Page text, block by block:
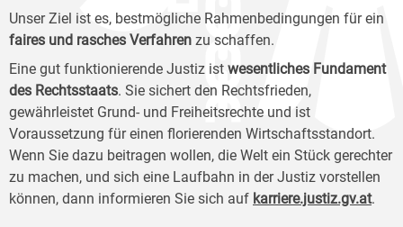
Unser Ziel ist es, bestmögliche Rahmenbedingungen für ein
faires und rasches Verfahren zu schaffen.
Eine gut funktionierende Justiz ist wesentliches Fundament
des Rechtsstaats. Sie sichert den Rechtsfrieden,
gewährleistet Grund- und Freiheitsrechte und ist
Voraussetzung für einen florierenden Wirtschaftsstandort.
Wenn Sie dazu beitragen wollen, die Welt ein Stück gerechter
zu machen, und sich eine Laufbahn in der Justiz vorstellen
können, dann informieren Sie sich auf karriere.justiz.gv.at.